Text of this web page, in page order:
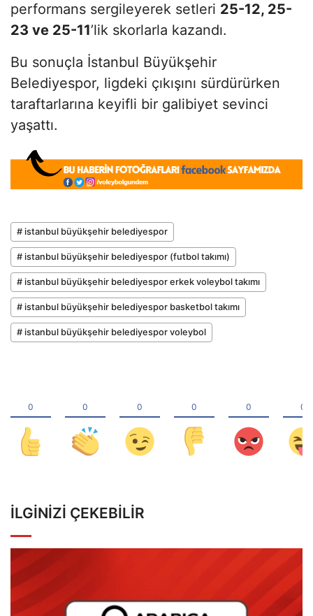
performans sergileyerek setleri 25-12, 25-
23 ve 25-11’lik skorlarla kazandı.
Bu sonuçla İstanbul Büyükşehir
Belediyespor, ligdeki çıkışını sürdürürken
taraftarlarına keyifli bir galibiyet sevinci
yaşattı.
# istanbul büyükşehir belediyespor
# istanbul büyükşehir belediyespor (futbol takımı)
# istanbul büyükşehir belediyespor erkek voleybol takımı
# istanbul büyükşehir belediyespor basketbol takımı
# istanbul büyükşehir belediyespor voleybol
İLGINIZI ÇEKEBILIR